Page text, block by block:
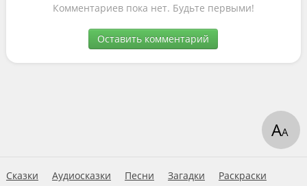
Комментариев пока нет. Будьте первыми!
Оставить комментарий
Сказки Аудиосказки Песни Загадки Раскраски
АА